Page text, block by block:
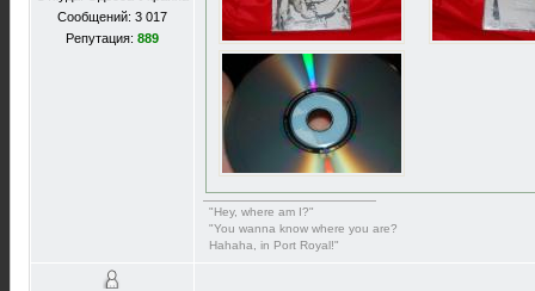
Сообщений: 3 017
Репутация: 889
"Hey, where am I?"
"You wanna know where you are?
Hahaha, in Port Royal!"